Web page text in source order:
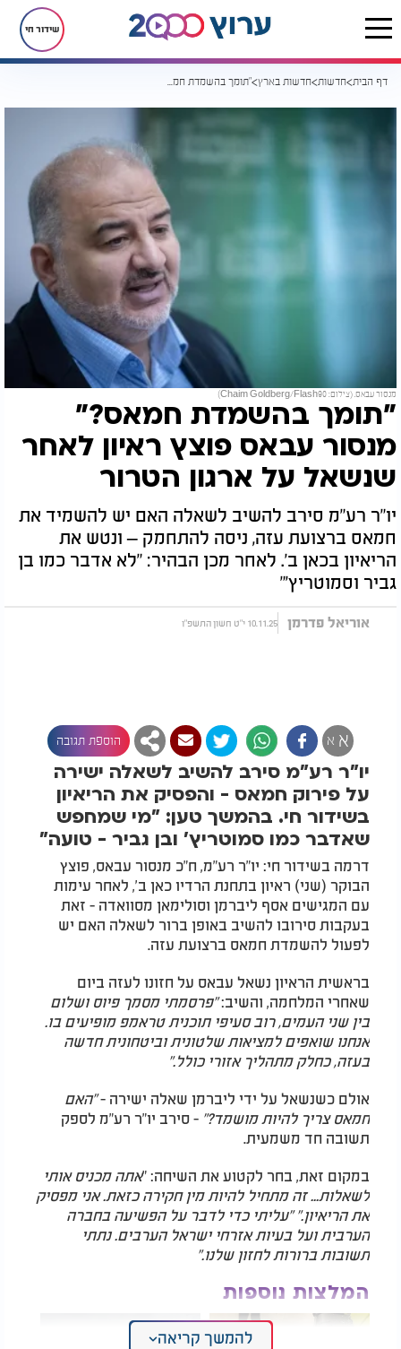
שידור חי
דף הבית חדשות חדשות בארץ "תומך בהשמדת חמאס?" מנסור עבאס פוצץ ראיון לאחר שנשאל על ארגון הטרור
מנסור עבאס. (צילום: Chaim Goldberg/Flash90)
"תומך בהשמדת חמאס?"
מנסור עבאס פוצץ ראיון לאחר
שנשאל על ארגון הטרור
יו"ר רע"מ סירב להשיב לשאלה האם יש להשמיד את
חמאס ברצועת עזה, ניסה להתחמק – ונטש את
הריאיון בכאן ב'. לאחר מכן הבהיר: "לא אדבר כמו בן
גביר וסמוטריץ'"
אוריאל פדרמן 10.11.25 י"ט חשון התשפ"ו
א א הוספת תגובה
יו"ר רע"מ סירב להשיב לשאלה ישירה
על פירוק חמאס - והפסיק את הריאיון
בשידור חי. בהמשך טען: "מי שמחפש
שאדבר כמו סמוטריץ' ובן גביר - טועה"
דרמה בשידור חי: יו"ר רע"מ, ח"כ מנסור עבאס, פוצץ
הבוקר (שני) ראיון בתחנת הרדיו כאן ב', לאחר עימות
עם המגישים אסף ליברמן וסולימאן מסוואדה - זאת
בעקבות סירובו להשיב באופן ברור לשאלה האם יש
לפעול להשמדת חמאס ברצועת עזה.
בראשית הראיון נשאל עבאס על חזונו לעזה ביום
שאחרי המלחמה, והשיב:"פרסמתי מסמך פיוס ושלום
בין שני העמים, רוב סעיפי תוכנית טראמפ מופיעים בו.
אנחנו שואפים למציאות שלטונית וביטחונית חדשה
בעזה, כחלק מתהליך אזורי כולל."
אולם כשנשאל על ידי ליברמן שאלה ישירה -"האם
חמאס צריך להיות מושמד?" - סירב יו"ר רע"מ לספק
תשובה חד משמעית.
במקום זאת, בחר לקטוע את השיחה: "אתה מכניס אותי
לשאלות... זה מתחיל להיות מין חקירה כזאת. אני מפסיק
את הריאיון." "עליתי כדי לדבר על הפשיעה בחברה
הערבית ועל בעיות אזרחי ישראל הערבים. נתתי
תשובות ברורות לחזון שלנו."
המלצות נוספות
להמשך קריאה